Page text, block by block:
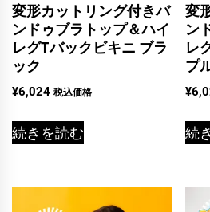
変形カットリング付きバ
ンドゥブラトップ＆ハイ
レグTバックビキニ ブラ
ック
¥6,024 税込価格
続きを読む
変
ン
レ
プ
¥
続